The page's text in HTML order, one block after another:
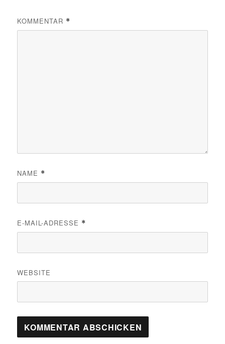
KOMMENTAR *
NAME *
E-MAIL-ADRESSE *
WEBSITE